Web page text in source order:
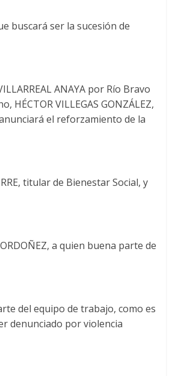
buscará ser la sucesión de
ANAYA por Río Bravo
VILLEGAS GONZÁLEZ,
el reforzamiento de la
titular de Bienestar Social, y
a quien buena parte de
del equipo de trabajo, como es
denunciado por violencia